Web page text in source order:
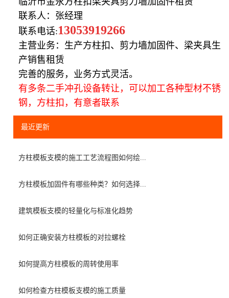
联系人：张经理
联系电话:13053919266
主营业务：生产方柱扣、剪力墙加固件、梁夹具生
产销售租赁
完善的服务，业务方式灵活。
有多条二手冲孔设备转让，可以加工各种型材不锈
钢，方柱扣，有意者联系
最近更新
方柱模板支模的施工工艺流程图如何绘...
方柱模板加固件有哪些种类？如何选择...
建筑模板支模的轻量化与标准化趋势
如何正确安装方柱模板的对拉螺栓
如何提高方柱模板的周转使用率
如何检查方柱模板支模的施工质量